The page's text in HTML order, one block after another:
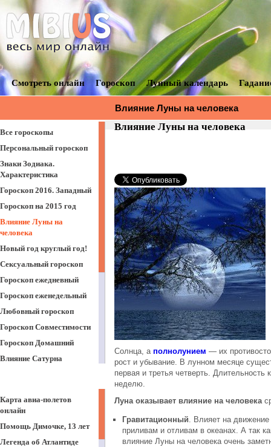
Смотреть онлайн Гороскоп Лунный календарь
Влияние Луны на человека
Влияние Луны на человека
Солнца, а полнолунием — их
рост и убывание. В лунном месяце
первая и третья четверть.
неделю.
Луна оказывает влияние на человека
Гравитационный. Влияет на движение
приливам и отливам в океанах. А так
влияние Луны на человека очень
Все гороскопы
Персональный гороскоп
Знаки Зодиака.
Характеристика
Гороскоп 2016. Западный
Гороскоп на 2015 год
Влияние Луны на
человека
Новый год круглый год!
Сексуальный гороскоп
Гороскоп ежедневный
Гороскоп еженедельный
Любовный гороскоп
Гороскоп Совместимости
Гороскоп Домашний
Влияние Сатурна
Венера и ее влияние
2014 год
2013 год
Карта авиа-полетов
онлайн
Помощь Димочке, 13 лет
Легенда об Атлантиде